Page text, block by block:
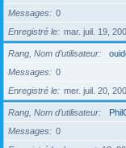
Messages
0
Enregistré le
mar. juil. 19,
Rang, Nom d’utilisateur
Messages
0
Enregistré le
mer. juil. 20,
Rang, Nom d’utilisateur
Messages
0